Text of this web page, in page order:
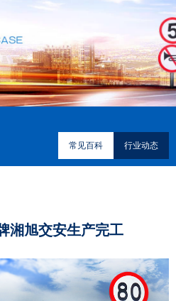
常见百科 行业动态
湘旭交安生产完工